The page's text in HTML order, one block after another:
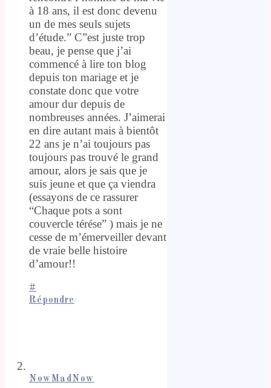
à 18 ans, il est donc devenu
un de mes seuls sujets
d’étude.” C”est juste trop
beau, je pense que j’ai
commencé à lire ton blog
depuis ton mariage et je
constate donc que votre
amour dur depuis de
nombreuses années. J’aimerai
en dire autant mais à bientôt
22 ans je n’ai toujours pas
toujours pas trouvé le grand
amour, alors je sais que je
suis jeune et que ça viendra
(essayons de ce rassurer
“Chaque pots a sont
couvercle térése” ) mais je ne
cesse de m’émerveiller devant
de vraie belle histoire
d’amour!!
#
Répondre
NowMadNow